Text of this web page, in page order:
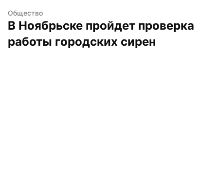
Общество
В Ноябрьске пройдет проверка
работы городских сирен